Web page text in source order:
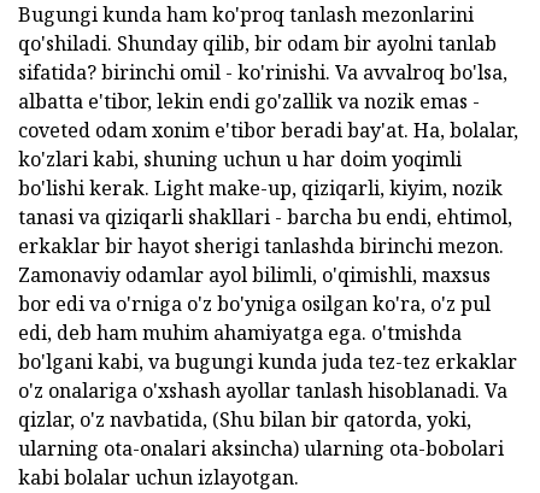
Bugungi kunda ham ko'proq tanlash mezonlarini
qo'shiladi. Shunday qilib, bir odam bir ayolni tanlab
sifatida? birinchi omil - ko'rinishi. Va avvalroq bo'lsa,
albatta e'tibor, lekin endi go'zallik va nozik emas -
coveted odam xonim e'tibor beradi bay'at. Ha, bolalar,
ko'zlari kabi, shuning uchun u har doim yoqimli
bo'lishi kerak. Light make-up, qiziqarli, kiyim, nozik
tanasi va qiziqarli shakllari - barcha bu endi, ehtimol,
erkaklar bir hayot sherigi tanlashda birinchi mezon.
Zamonaviy odamlar ayol bilimli, o'qimishli, maxsus
bor edi va o'rniga o'z bo'yniga osilgan ko'ra, o'z pul
edi, deb ham muhim ahamiyatga ega. o'tmishda
bo'lgani kabi, va bugungi kunda juda tez-tez erkaklar
o'z onalariga o'xshash ayollar tanlash hisoblanadi. Va
qizlar, o'z navbatida, (Shu bilan bir qatorda, yoki,
ularning ota-onalari aksincha) ularning ota-bobolari
kabi bolalar uchun izlayotgan.